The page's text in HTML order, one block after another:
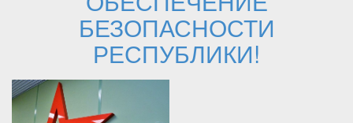
БЕЗОПАСНОСТИ
РЕСПУБЛИКИ!